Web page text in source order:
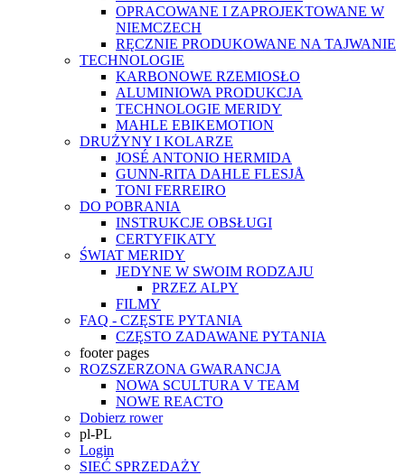
OPRACOWANE I ZAPROJEKTOWANE W
NIEMCZECH
RĘCZNIE PRODUKOWANE NA TAJWANIE
TECHNOLOGIE
KARBONOWE RZEMIOSŁO
ALUMINIOWA PRODUKCJA
TECHNOLOGIE MERIDY
MAHLE EBIKEMOTION
DRUŻYNY I KOLARZE
JOSÉ ANTONIO HERMIDA
GUNN-RITA DAHLE FLESJÅ
TONI FERREIRO
DO POBRANIA
INSTRUKCJE OBSŁUGI
CERTYFIKATY
ŚWIAT MERIDY
JEDYNE W SWOIM RODZAJU
PRZEZ ALPY
FILMY
FAQ - CZĘSTE PYTANIA
CZĘSTO ZADAWANE PYTANIA
footer pages
ROZSZERZONA GWARANCJA
NOWA SCULTURA V TEAM
NOWE REACTO
Dobierz rower
pl-PL
Login
SIEĆ SPRZEDAŻY